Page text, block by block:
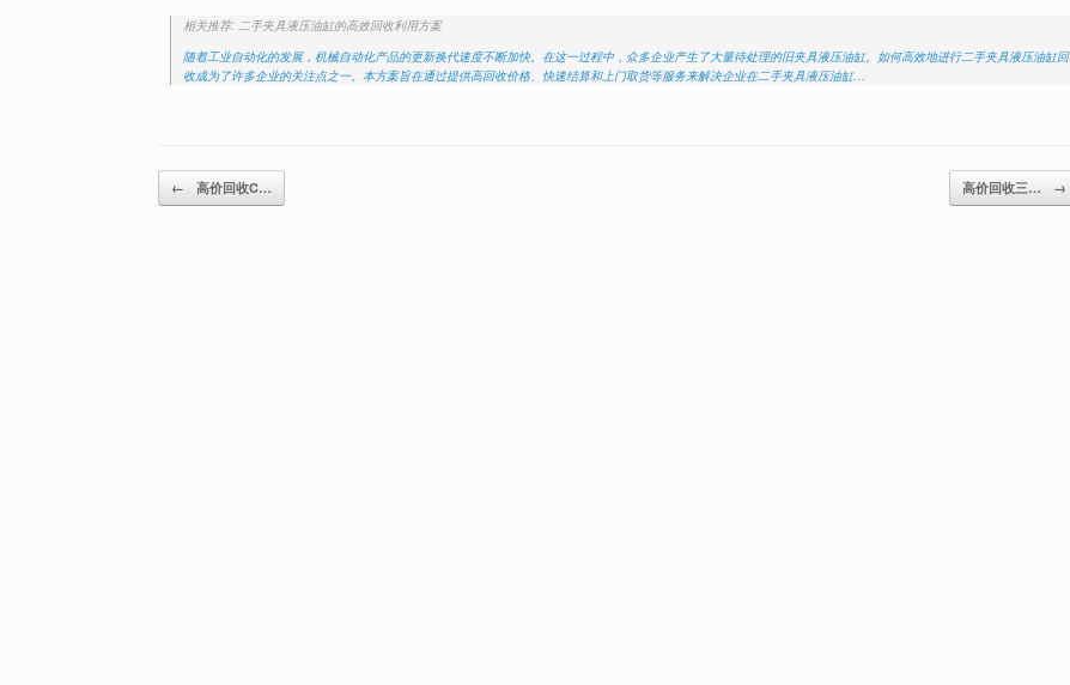
相关推荐: 二手夹具液压油缸的高效回收利用方案
随着工业自动化的发展，机械自动化产品的更新换代速度不断加快。在这一过程中，众多企业产生了大量待处理的旧夹具液压油缸。如何高效地进行二手夹具液压油缸回
收成为了许多企业的关注点之一。本方案旨在通过提供高回收价格、快速结算和上门取货等服务来解决企业在二手夹具液压油缸…
Post navigation
← 高价回收C… 高价回收三… →